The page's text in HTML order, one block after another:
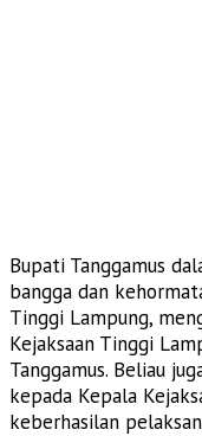
Bupati Tanggamus
bangga dan
Tinggi Lampung,
Kejaksaan Tinggi
Tanggamus. Beliau
kepada Kepala
keberhasilan